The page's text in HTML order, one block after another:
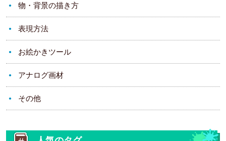
物・背景の描き方
表現方法
お絵かきツール
アナログ画材
その他